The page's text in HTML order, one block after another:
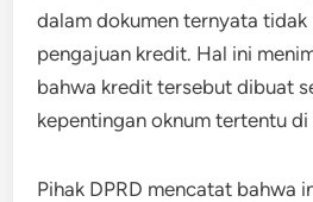
dalam dokumen ternyata tidak
pengajuan kredit. Hal ini
bahwa kredit tersebut dibuat
kepentingan oknum tertentu di
Pihak DPRD mencatat bahwa